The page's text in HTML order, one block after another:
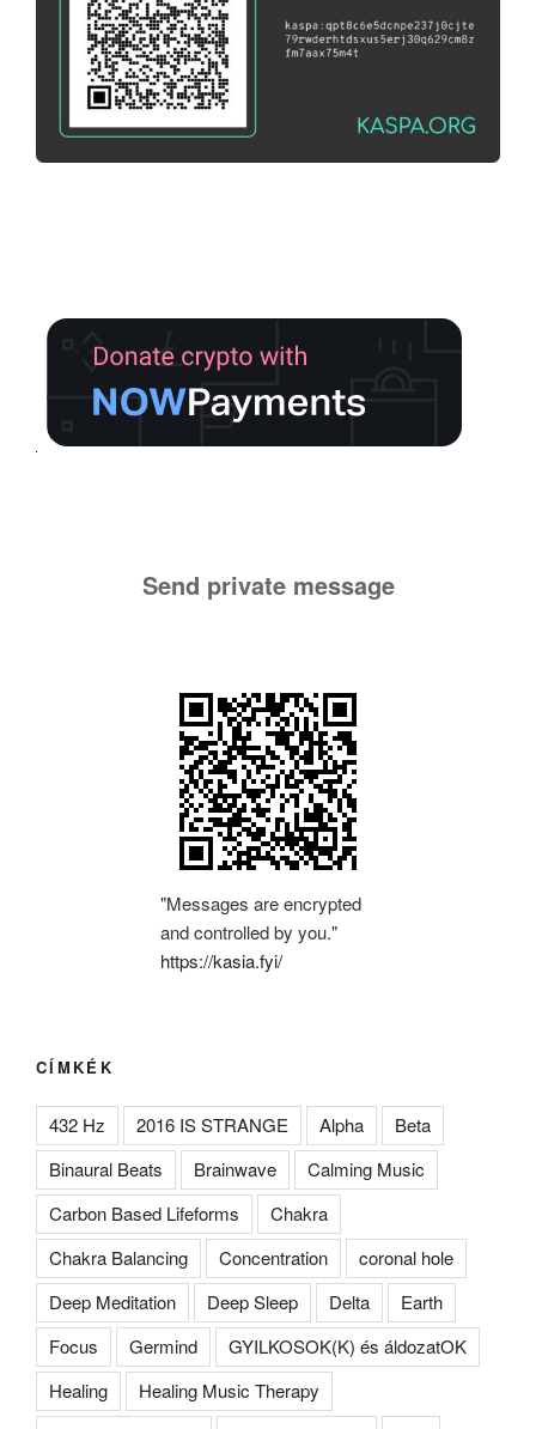
Send private message
"Messages are encrypted
and controlled by you."
https://kasia.fyi/
CÍMKÉK
432 Hz 2016 IS STRANGE Alpha
Beta
Binaural Beats
Brainwave
Calming Music
Carbon Based Lifeforms
Chakra
Chakra Balancing
Concentration
coronal hole
Deep Meditation
Deep Sleep Delta
Earth
Focus
Germind
GYILKOSOK(K) és áldozatOK
Healing
Healing Music Therapy